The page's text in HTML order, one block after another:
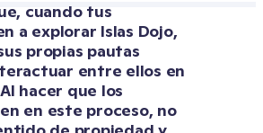
cuando tus
a explorar Islas Dojo,
propias pautas
entre ellos en
hacer que los
en este proceso, no